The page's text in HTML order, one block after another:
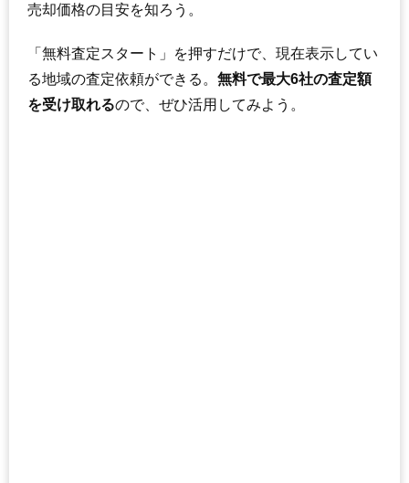
売却価格の目安を知ろう。
「無料査定スタート」を押すだけで、現在表示してい
る地域の査定依頼ができる。 無料で最大6社の査定額
を受け取れるので、ぜひ活用してみよう。